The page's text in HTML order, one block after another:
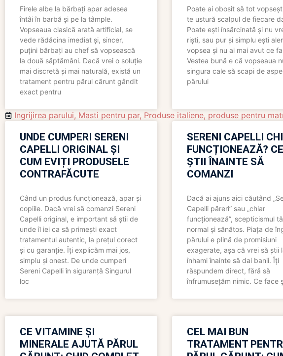
Firele albe la bărbați apar adesea
întâi în barbă și pe la tâmple.
Vopseaua clasică arată artificial, se
vede rădăcina imediat și, sincer,
puțini bărbați au chef să vopsească
la două săptămâni. Dacă vrei o soluție
mai discretă și mai naturală, există un
tratament pentru părul cărunt gândit
exact pentru
Poate ai obosit să tot
te ustură scalpul de fiecare
Poate ești însărcinată și nu
riști, sau pur și simplu ești
vopsea și nu ai mai avut ce
Vestea bună e că vopseaua
singura cale să scapi de
părului
Ingrijirea parului, Masti pentru par, Produse italiene, produse pentru
UNDE CUMPERI SERENI
CAPELLI ORIGINAL ȘI
CUM EVIȚI PRODUSELE
CONTRAFĂCUTE
Când un produs funcționează, apar și
copiile. Dacă vrei să comanzi Sereni
Capelli original, e important să știi de
unde îl iei ca să primești exact
tratamentul autentic, la prețul corect
și cu garanție. Îți explicăm mai jos,
simplu și onest. De unde cumperi
Sereni Capelli în siguranță Singurul
loc
SERENI CAPELLI
FUNCȚIONEAZĂ?
ȘTII ÎNAINTE SĂ
COMANZI
Dacă ai ajuns aici căutând
Capelli păreri” sau „chiar
funcționează”, scepticismul
normal și sănătos. Piața de
părului e plină de promisiuni
exagerate, așa că vrei să știi
înhami înainte să dai banii. Îți
răspundem direct, fără să
înfrumusețăm nimic. Ce face
CE VITAMINE ȘI
MINERALE AJUTĂ PĂRUL
CEL MAI BUN
TRATAMENT